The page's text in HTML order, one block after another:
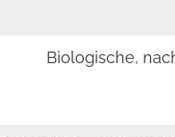
Biologische,